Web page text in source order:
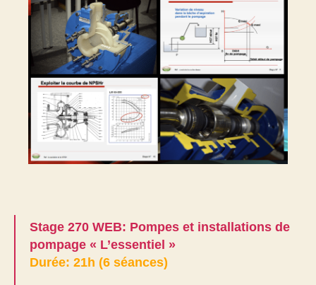
Stage 270 WEB: Pompes et installations de
pompage « L’essentiel »
Durée: 21h (6 séances)